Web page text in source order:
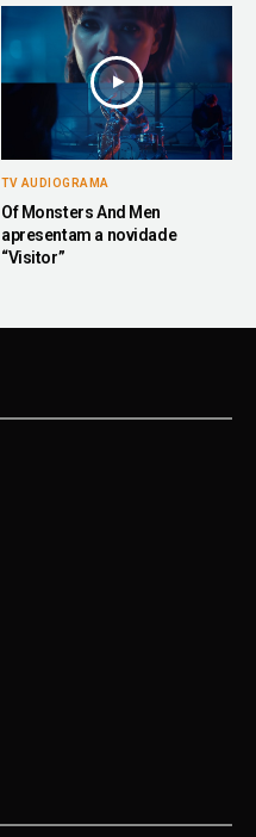
TV AUDIOGRAMA
Of Monsters And Men
apresentam a novidade
“Visitor”